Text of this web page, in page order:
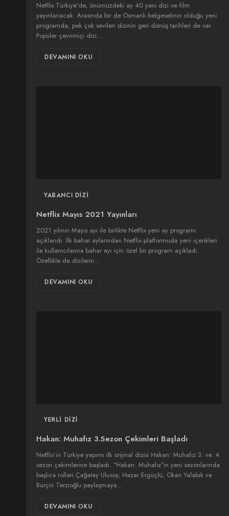
Netflix Türkiye'de, önümüzdeki ay 40 yeni dizi ve film
yayınlanacak. Arasında bir de Osmanlı belgeselinin olduğu yeni
programda, pek çok sevilen dizinin geri dönüş tarihleri de var.
Popüler çevrimiçi dizi…
DEVAMINI OKU
YABANCI DIZI
Netflix Mayıs 2021 Yayınları
2021 yılının Mayıs ayı ile birlikte Netflix yeni ay programı
açıklandı. İlk bahar aylarından Netflix platformuda yeni içerikleri
ile kullanıcılarına bahar ayı için özel bir program açıkladı.
Özellikle de dizilerin…
DEVAMINI OKU
YERLI DIZI
Hakan: Muhafız 3.Sezon Çekimleri Başladı
Netflix’in Türkiye yapımı ilk orijinal dizisi Hakan: Muhafız 3. ve. 4
sezon çekimlerine başladı. “Hakan: Muhafız”ın yeni sezonlarında
başlıca rolleri Çağatay Ulusoy, Hazar Ergüçlü, Okan Yalabık ve
Burçin Terzioğlu paylaşmaya…
DEVAMINI OKU